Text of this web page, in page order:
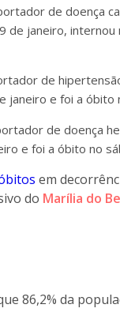
de doença
de janeiro,
de
janeiro e foi a
de doença
e foi a óbito no
em
do Marília do
86,2% da